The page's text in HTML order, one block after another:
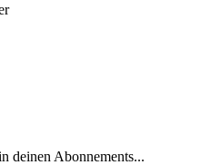
deinen Abonnements...